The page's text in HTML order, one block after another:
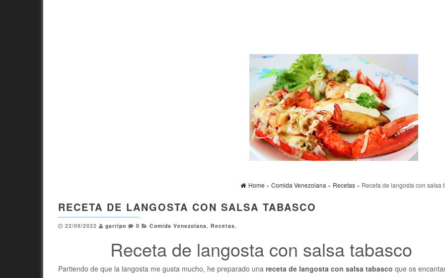
Home » Comida Venezolana » Recetas» Receta de langosta con salsa
RECETA DE LANGOSTA CON SALSA TABASCO
22/09/2022 garripo 0 Comida Venezolana, Recetas,
Receta de langosta con salsa tabasco
Partiendo de que la langosta me gusta mucho, he preparado una receta de langosta con salsa tabasco que os